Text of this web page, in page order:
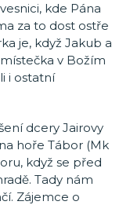
kde Pána
za to dost ostře
je, když Jakub a
v Božím
i ostatní
dcery Jairovy
hoře Tábor (Mk
když se před
Tady nám
Zájemce o